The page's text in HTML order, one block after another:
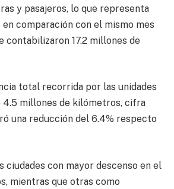
y pasajeros, lo que representa
en comparación con el mismo mes
contabilizaron 17.2 millones de
total recorrida por las unidades
4.5 millones de kilómetros, cifra
una reducción del 6.4% respecto
ciudades con mayor descenso en el
mientras que otras como